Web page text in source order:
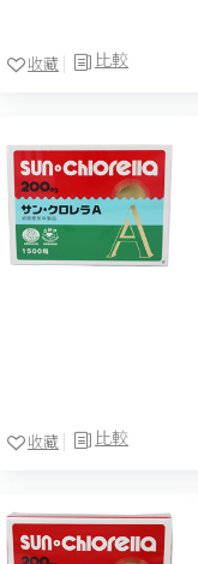
比較
收藏
比較
收藏